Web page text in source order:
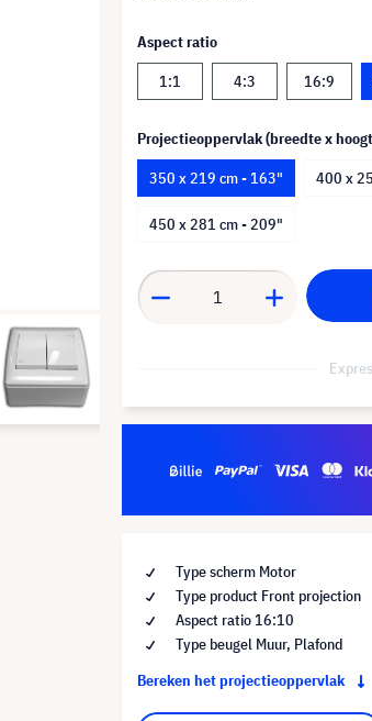
Aspect ratio
1:1
4:3 16:9
Projectieoppervlak (breedte x
350 x 219 cm - 163"
400 x
450 x 281 cm - 209"
Type scherm Motor
Type product Front projection
Aspect ratio 16:10
Type beugel Muur, Plafond
Bereken het projectieoppervlak